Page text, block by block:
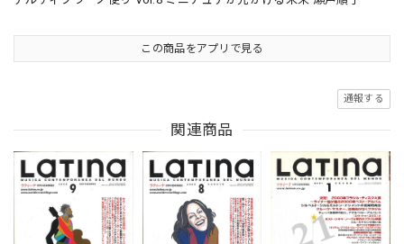
この商品をアプリで見る
通報する
関連商品